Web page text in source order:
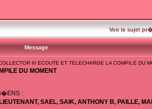
Voir le sujet
Message
III ECOUTE ET TELECHARGE LA COMPILE DU
DU MOMENT
:
SAEL, SAIK, ANTHONY B, PAILLE,